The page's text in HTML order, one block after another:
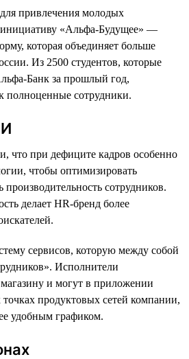
привлечения молодых
инициативу «Альфа-Будущее» —
которая объединяет больше
Из 2500 студентов, которые
Банк за прошлый год,
полноценные сотрудники.
что при дефиците кадров особенно
чтобы оптимизировать
сотрудников.
делает HR-бренд более
сервисов, которую между собой
Исполнители
и могут в приложении
продуктовых сетей компании,
удобным графиком.